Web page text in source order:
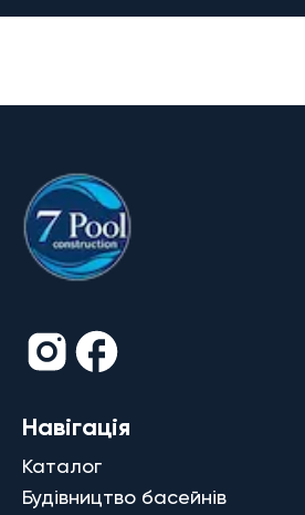
Навігація
Каталог
Будівництво басейнів